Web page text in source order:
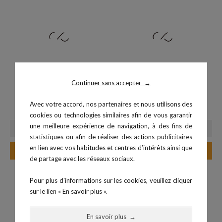
Continuer sans accepter →
Avec votre accord, nos partenaires et nous utilisons des
cookies ou technologies similaires afin de vous garantir
une meilleure expérience de navigation, à des fins de
statistiques ou afin de réaliser des actions publicitaires
en lien avec vos habitudes et centres d’intérêts ainsi que
de partage avec les réseaux sociaux.
Pour plus d'informations sur les cookies, veuillez cliquer
sur le lien « En savoir plus ».
En savoir plus →
Prix
44,99 €
Ajouter au panier
37,90 €
Ajouter au panier